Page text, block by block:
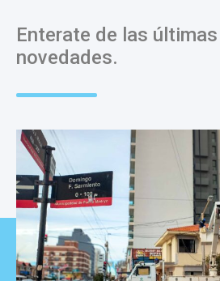
Enterate de las últimas
novedades.